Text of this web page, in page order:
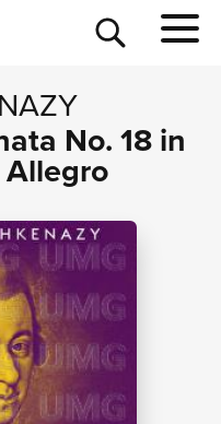
No. 18 in
Allegro